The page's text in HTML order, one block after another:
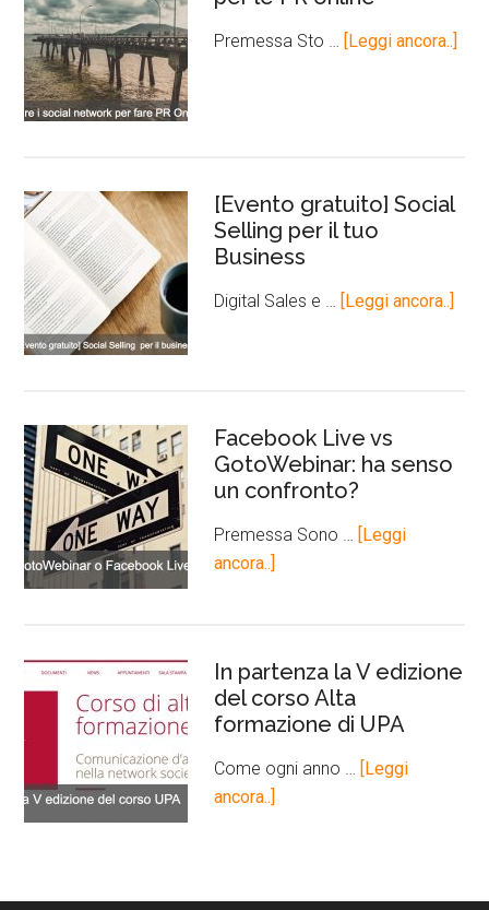
Premessa Sto … [Leggi ancora..]
[Evento gratuito] Social
Selling per il tuo
Business
Digital Sales e … [Leggi ancora..]
Facebook Live vs
GotoWebinar: ha senso
un confronto?
Premessa Sono …
[Leggi
ancora..]
In partenza la V edizione
del corso Alta
formazione di UPA
Come ogni anno …
[Leggi
ancora..]